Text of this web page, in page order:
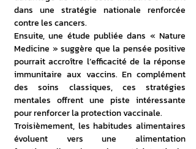
dans une stratégie nationale renforcée
contre les cancers.
Ensuite, une étude publiée dans « Nature
Medicine » suggère que la pensée positive
pourrait accroître l’efficacité de la réponse
immunitaire aux vaccins. En complément
des soins classiques, ces stratégies
mentales offrent une piste intéressante
pour renforcer la protection vaccinale.
Troisièmement, les habitudes alimentaires
évoluent vers une alimentation